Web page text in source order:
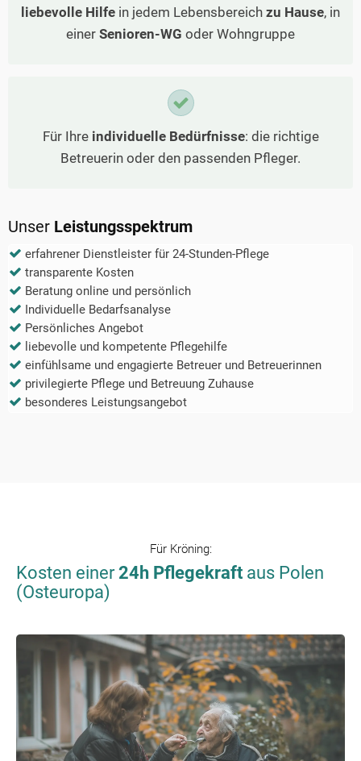
liebevolle Hilfe in jedem Lebensbereich zu Hause, in
einer Senioren-WG oder Wohngruppe
Für Ihre individuelle Bedürfnisse: die richtige
Betreuerin oder den passenden Pfleger.
Unser Leistungsspektrum
erfahrener Dienstleister für 24-Stunden-Pflege
transparente Kosten
Beratung online und persönlich
Individuelle Bedarfsanalyse
Persönliches Angebot
liebevolle und kompetente Pflegehilfe
einfühlsame und engagierte Betreuer und Betreuerinnen
privilegierte Pflege und Betreuung Zuhause
besonderes Leistungsangebot
Für Kröning:
Kosten einer24h Pflegekraft aus Polen
(Osteuropa)